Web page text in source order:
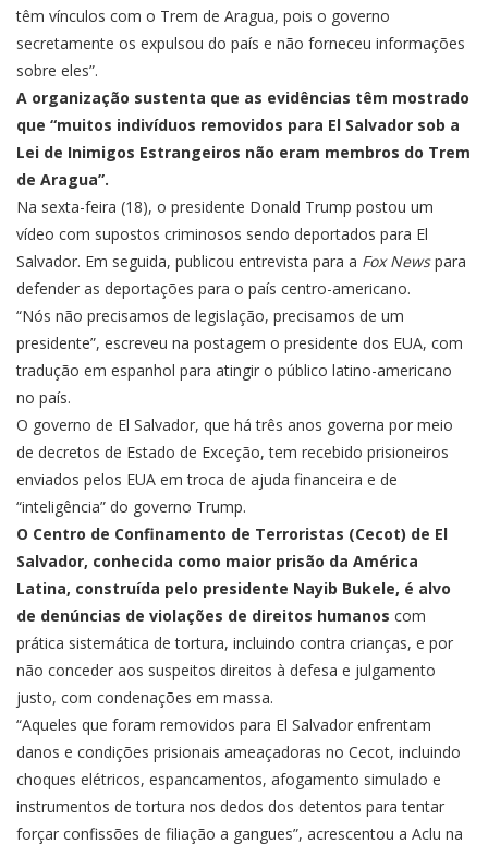
têm vínculos com o Trem de Aragua, pois o governo
secretamente os expulsou do país e não forneceu informações
sobre eles”.
A organização sustenta que as evidências têm mostrado
que “muitos indivíduos removidos para El Salvador sob a
Lei de Inimigos Estrangeiros não eram membros do Trem
de Aragua”.
Na sexta-feira (18), o presidente Donald Trump postou um
vídeo com supostos criminosos sendo deportados para El
Salvador. Em seguida, publicou entrevista para a Fox Newspara
defender as deportações para o país centro-americano.
“Nós não precisamos de legislação, precisamos de um
presidente”, escreveu na postagem o presidente dos EUA, com
tradução em espanhol para atingir o público latino-americano
no país.
O governo de El Salvador, que há três anos governa por meio
de decretos de Estado de Exceção, tem recebido prisioneiros
enviados pelos EUA em troca de ajuda financeira e de
“inteligência” do governo Trump.
O Centro de Confinamento de Terroristas (Cecot) de El
Salvador, conhecida como maior prisão da América
Latina, construída pelo presidente Nayib Bukele, é alvo
de denúncias de violações de direitos humanos com
prática sistemática de tortura, incluindo contra crianças, e por
não conceder aos suspeitos direitos à defesa e julgamento
justo, com condenações em massa.
“Aqueles que foram removidos para El Salvador enfrentam
danos e condições prisionais ameaçadoras no Cecot, incluindo
choques elétricos, espancamentos, afogamento simulado e
instrumentos de tortura nos dedos dos detentos para tentar
forçar confissões de filiação a gangues”, acrescentou a Aclu na